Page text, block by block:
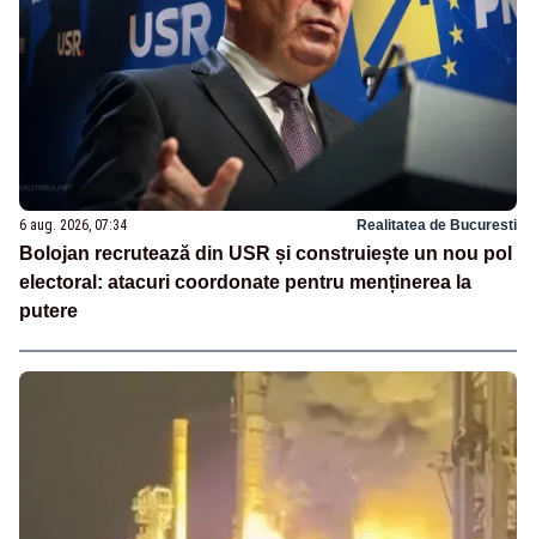
6 aug. 2026, 07:34 Realitatea de Bucuresti
Bolojan recrutează din USR și construiește un nou pol
electoral: atacuri coordonate pentru menținerea la
putere